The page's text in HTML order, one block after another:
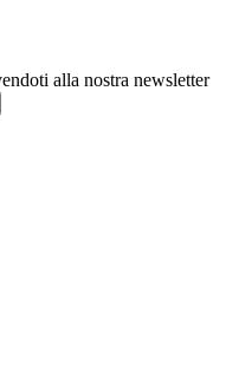
alla nostra newsletter